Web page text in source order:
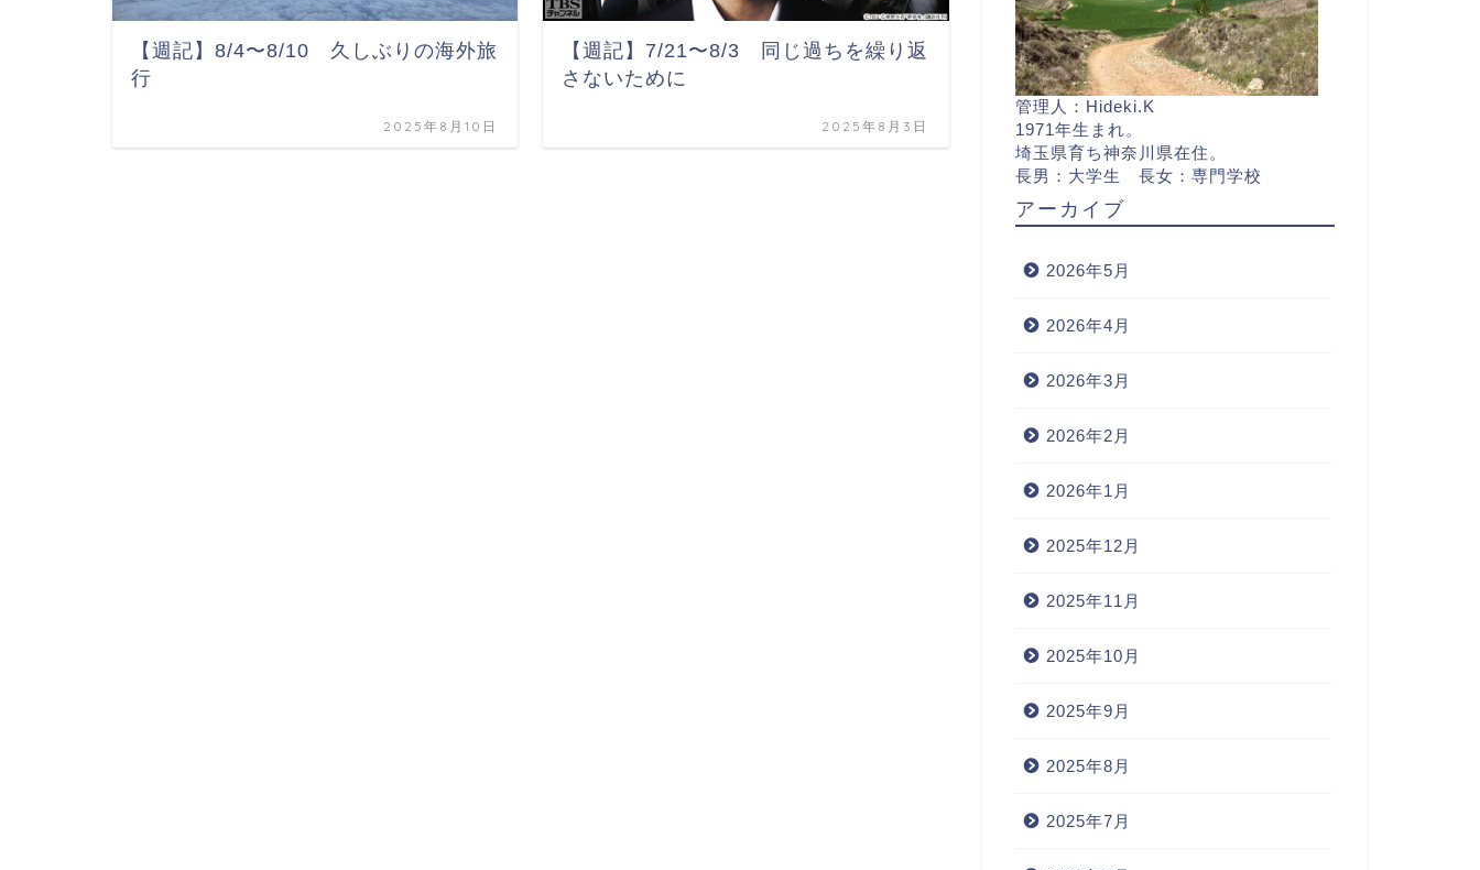
【週記】8/4〜8/10 久しぶりの海外旅
行
2025年8月10日
【週記】7/21〜8/3 同じ過ちを繰り返
さないために
2025年8月3日
管理人：Hideki.K
1971年生まれ。
埼玉県育ち神奈川県在住。
長男：大学生 長女：専門学校
アーカイブ
2026年5月
2026年4月
2026年3月
2026年2月
2026年1月
2025年12月
2025年11月
2025年10月
2025年9月
2025年8月
2025年7月